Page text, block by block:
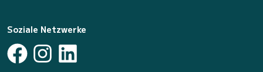
Soziale Netzwerke